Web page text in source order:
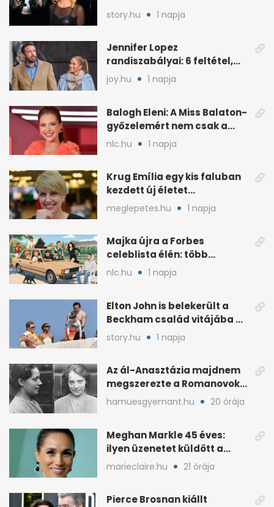
ír dalt
story.hu 1 napja
Jennifer Lopez
randiszabályai: 6 feltétel,
amit a párjától elvár
joy.hu 1 napja
Balogh Eleni: A Miss Balaton-
győzelemért nem csak a
külseje számított
nlc.hu 1 napja
Krug Emília egy kis faluban
kezdett új életet
szakemberrel
meglepetes.hu 1 napja
Majka újra a Forbes
celeblista élén: több
váratlan név az
élmezőnyben
nlc.hu 1 napja
Elton John is belekerült a
Beckham család vitájába a
francia Riviérán
story.hu 1 napja
Az ál-Anasztázia majdnem
megszerezte a Romanovok
örökségét
hamuesgyemant.hu 20 órája
Meghan Markle 45 éves:
ilyen üzenetet küldött a
királyi család
marieclaire.hu 21 órája
Pierce Brosnan kiállt